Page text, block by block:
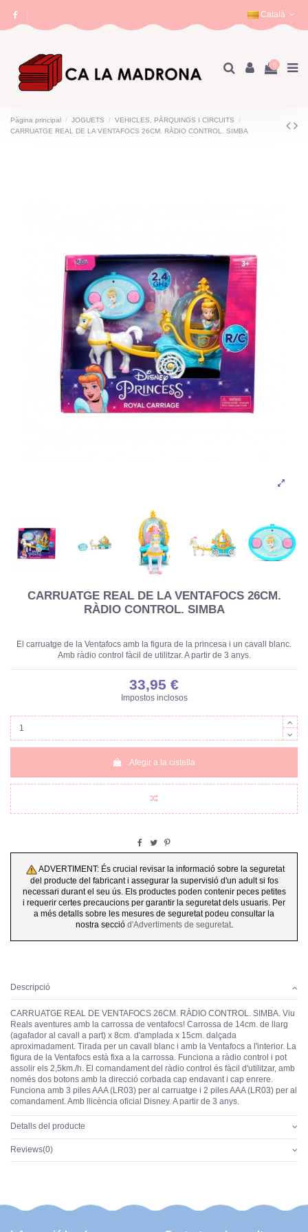
Català
0
Pàgina principal JOGUETS
VEHICLES, PÀRQUINGS I CIRCUITS
CARRUATGE REAL DE LA VENTAFOCS 26CM. RÀDIO CONTROL. SIMBA
CARRUATGE REAL DE LA VENTAFOCS 26CM.
RÀDIO CONTROL. SIMBA
El carruatge de la Ventafocs amb la figura de la princesa i un cavall blanc.
Amb ràdio control fàcil de utilitzar. A partir de 3 anys.
33,95 €
Impostos inclosos
Afegir a la cistella
ADVERTIMENT: És crucial revisar la informació sobre la seguretat
del producte del fabricant i assegurar la supervisió d'un adult si fos
necessari durant el seu ús. Els productes poden contenir peces petites
i requerir certes precaucions per garantir la seguretat dels usuaris. Per
a més detalls sobre les mesures de seguretat podeu consultar la
nostra secció d'Advertiments de seguretat.
Descripció
CARRUATGE REAL DE VENTAFOCS 26CM. RÀDIO CONTROL. SIMBA. Viu
Reals aventures amb la carrossa de ventafocs! Carrossa de 14cm. de llarg
(agafador al cavall a part) x 8cm. d'amplada x 15cm. dalçada
aproximadament. Tirada per un cavall blanc i amb la Ventafocs a l'interior. La
figura de la Ventafocs està fixa a la carrossa. Funciona a ràdio control i pot
assolir els 2,5km./h. El comandament del ràdio control és fàcil d'utilitzar, amb
només dos botons amb la direcció corbada cap endavant i cap enrere.
Funciona amb 3 piles AAA (LR03) per al carruatge i 2 piles AAA (LR03) per al
comandament. Amb llicència oficial Disney. A partir de 3 anys.
Detalls del producte
Reviews(0)